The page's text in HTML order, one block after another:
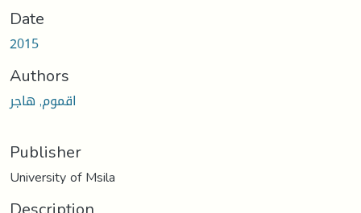
Date
2015
Authors
اقموم, هاجر
Publisher
University of Msila